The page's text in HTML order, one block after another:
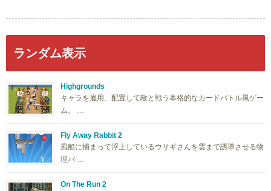
ランダム表示
Highgrounds
キャラを雇用、配置して敵と戦う本格的なカードバトル風ゲー
ム。 …
Fly Away Rabbit 2
風船に捕まって浮上しているウサギさんを雲まで誘導させる物
理パ …
On The Run 2